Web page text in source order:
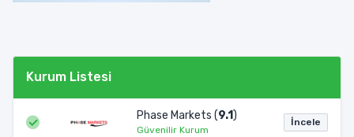
Kurum Listesi
Phase Markets (9.1)
Güvenilir Kurum
İncele